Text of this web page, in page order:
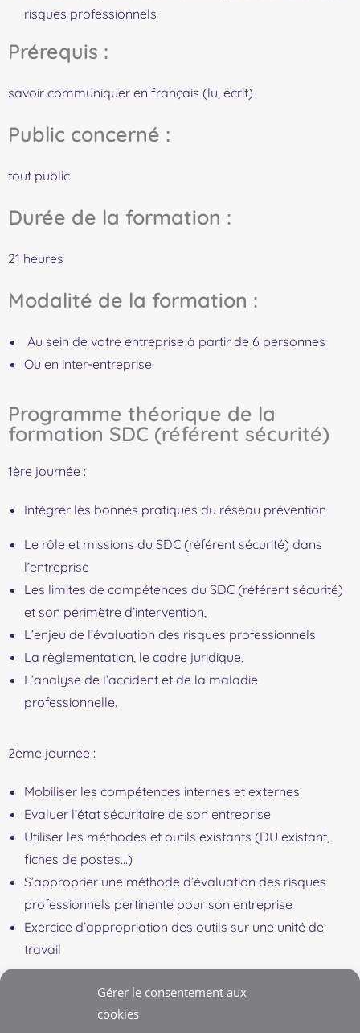
Gérer le consentement aux
cookies
risques professionnels
Prérequis :
savoir communiquer en français (lu, écrit)
Public concerné :
tout public
Durée de la formation :
21 heures
Modalité de la formation :
Au sein de votre entreprise à partir de 6 personnes
Ou en inter-entreprise
Programme théorique de la
formation SDC (référent sécurité)
1ère journée :
Intégrer les bonnes pratiques du réseau prévention
Le rôle et missions du SDC (référent sécurité) dans
l’entreprise
Les limites de compétences du SDC (référent sécurité)
et son périmètre d’intervention,
L’enjeu de l’évaluation des risques professionnels
La règlementation, le cadre juridique,
L’analyse de l’accident et de la maladie
professionnelle.
2ème journée :
Mobiliser les compétences internes et externes
Evaluer l’état sécuritaire de son entreprise
Utiliser les méthodes et outils existants (DU existant,
fiches de postes…)
S’approprier une méthode d’évaluation des risques
professionnels pertinente pour son entreprise
Exercice d’appropriation des outils sur une unité de
travail